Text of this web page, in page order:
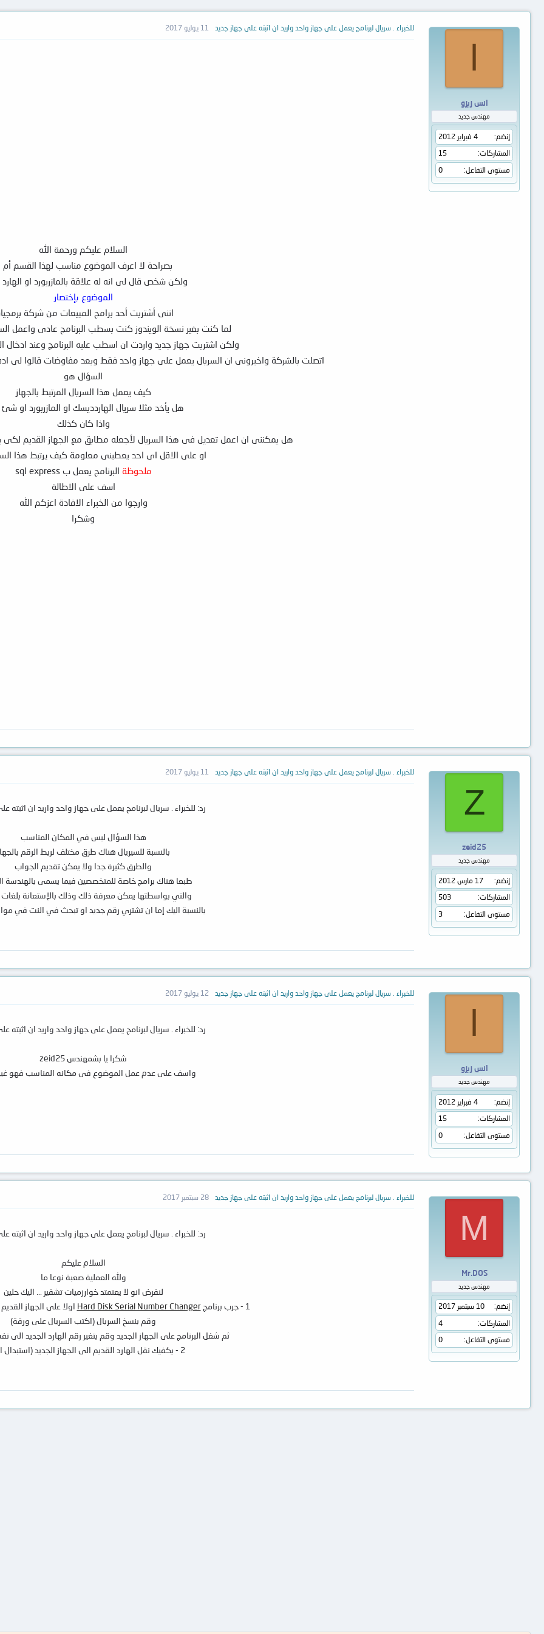
انس زيزو
مهندس جديد
إنضم
4 فبراير 2012
المشاركات
15
مستوى التفاعل
0
للخبراء . سريال لبرنامج يعمل على جهاز واحد واريد ان اثبته على جهاز جديد 11 يوليو 2017
السلام عليكم ورحمة الله
بصراحة لا اعرف الموضوع مناسب لهذا القسم أم
ولكن شخص قال لى انه له علاقة بالمازربورد او
الموضوع بإختصار
اننى أشتريت أحد برامج المبيعات من شركة
لما كنت بغير نسخة الويندوز كنت بسطب البرنامج عادى واعمل
ولكن اشتريت جهاز جديد واردت ان اسطب عليه البرنامج وعند ادخال
اتصلت بالشركة واخبرونى ان السريال يعمل على جهاز واحد فقط وبعد مفاوضات قالوا لى
السؤال هو
كيف يعمل هذا السريال المرتبط بالجهاز
هل يأخد مثلا سريال الهاردديسك او المازربورد او شئ
واذا كان كذلك
هل يمكننى ان اعمل تعديل فى هذا السريال لأجعله مطابق مع الجهاز القديم لكى
او على الاقل اى احد يعطينى معلومة كيف يرتبط هذا
ملحوظة البرنامج يعمل ب sql express
اسف على الاطالة
وارجوا من الخبراء الافادة اعزكم الله
وشكرا​
Z
zeid25
مهندس جديد
إنضم
17 مارس 2012
المشاركات
503
مستوى التفاعل
3
للخبراء . سريال لبرنامج يعمل على جهاز واحد واريد ان اثبته على جهاز جديد 11 يوليو 2017
رد: للخبراء . سريال لبرنامج يعمل على جهاز واحد واريد ان اثبته
هذا السؤال ليس في المكان المناسب
بالنسبة للسيريال هناك طرق مختلف لربط الرقم
والطرق كثيرة جدا ولا يمكن تقديم الجواب
طبعا هناك برامج خاصة للمتخصصين فيما يسمى بالهندسة
والتي بواسطتها يمكن معرفة ذلك وذلك بالإستعانة بلغات
بالنسبة اليك إما ان تشتري رقم جديد او تبحث في النت في
انس زيزو
مهندس جديد
إنضم
4 فبراير 2012
المشاركات
15
مستوى التفاعل
0
للخبراء . سريال لبرنامج يعمل على جهاز واحد واريد ان اثبته على جهاز جديد 12 يوليو 2017
رد: للخبراء . سريال لبرنامج يعمل على جهاز واحد واريد ان اثبته
شكرا يا بشمهندس zeid25
واسف على عدم عمل الموضوع فى مكانه المناسب فهو
M
Mr.DOS
مهندس جديد
إنضم
10 سبتمبر 2017
المشاركات
4
مستوى التفاعل
0
للخبراء . سريال لبرنامج يعمل على جهاز واحد واريد ان اثبته على جهاز جديد 28 سبتمبر 2017
رد: للخبراء . سريال لبرنامج يعمل على جهاز واحد واريد ان اثبته
السلام عليكم
ولله العملية صعبة نوعا ما
لنفرض انو لا يعتمتد خوارزميات تشفير ... اليك حلين
1 - جرب برنامج
Hard Disk Serial Number Changer اولا على الجهاز
وقم بنسخ السريال (اكتب السريال على ورقة)
ثم شغل البرنامج على الجهاز الجديد وقم بتغير رقم الهارد الجديد الى
2 - يكفيك نقل الهارد القديم الى الجهاز الجديد (استبدال الهارد)